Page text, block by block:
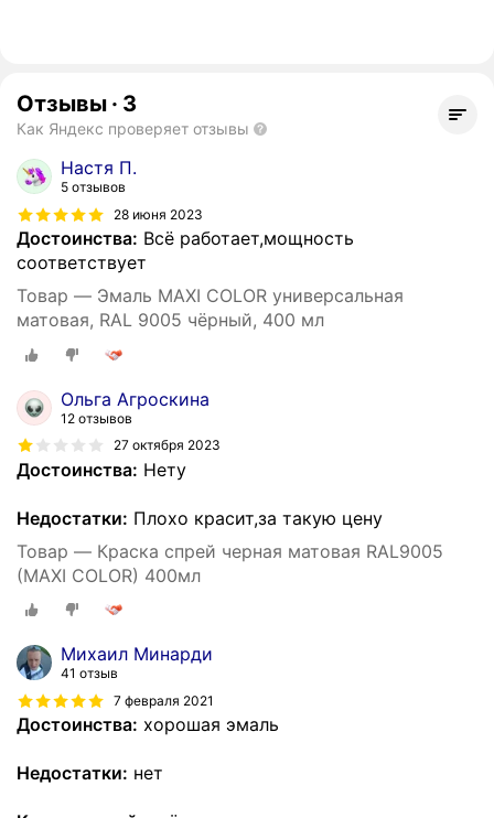
Отзывы · 3
Как Яндекс проверяет отзывы
Настя П.
5 отзывов
28 июня 2023
Достоинства: Всё работает,мощность
соответствует
Товар — Эмаль MAXI COLOR универсальная
матовая, RAL 9005 чёрный, 400 мл
Ольга Агроскина
12 отзывов
27 октября 2023
Достоинства: Нету
Недостатки: Плохо красит,за такую цену
Товар — Краска спрей черная матовая RAL9005
(MAXI COLOR) 400мл
Михаил Минарди
41 отзыв
7 февраля 2021
Достоинства: хорошая эмаль
Недостатки: нет